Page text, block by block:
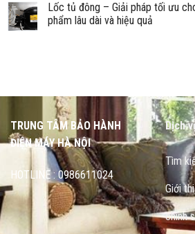
Lốc tủ đông – Giải pháp tối ưu
phẩm lâu dài và hiệu quả
TRUNG TÂM BẢO HÀNH
ĐIỆN MÁY HÀ NỘI
HOTLINE : 0986611024
Dịch
Tìm
Giới
chính